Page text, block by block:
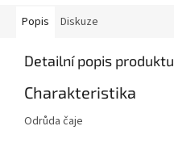
Popis Diskuze
Detailní popis produktu
Charakteristika
Odrůda čaje